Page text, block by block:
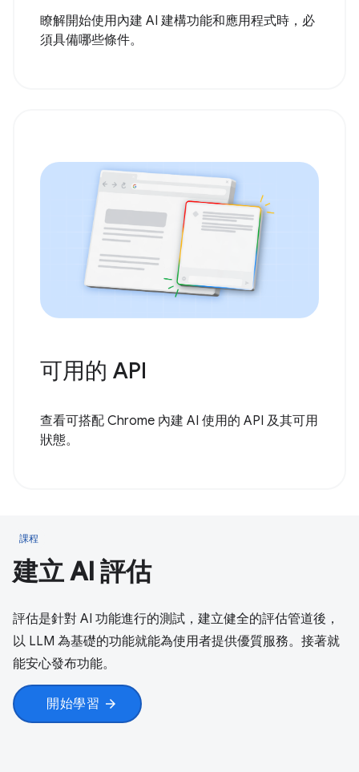
瞭解開始使用內建 AI 建構功能和應用程式時，必
須具備哪些條件。
可用的 API
查看可搭配 Chrome 內建 AI 使用的 API 及其可用
狀態。
課程
建立 AI 評估
評估是針對 AI 功能進行的測試，建立健全的評估管道後，
以 LLM 為基礎的功能就能為使用者提供優質服務。接著就
能安心發布功能。
開始學習 arrow_forward